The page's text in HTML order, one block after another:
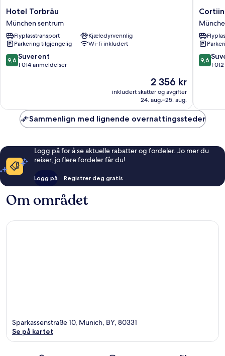
Hotel
Torbräu
München
sentrum
Hotel Torbräu
München sentrum
Flyplasstransport
Kjæledyrvennlig
Parkering tilgjengelig
Wi-fi inkludert
9.6
av
9,6 Suverent
1 014 anmeldelser
Prisen
er
2 356 kr
2 356 kr
inkludert skatter og avgifter
24. aug.–25. aug.
Cortiina
Hotel
sentrum
9.6
av
9,6
1
Sammenlign med lignende overnattingssteder
Logg på for å se aktuelle rabatter og fordeler. Jo mer du
reiser, jo flere fordeler får du!
Logg på Registrer deg gratis
Om området
Sparkassenstraße 10, Munich, BY, 80331
Se på kartet